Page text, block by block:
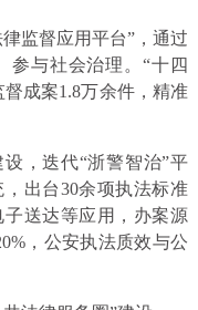
监督应用平台”，通过
参与社会治理。“十四
成案1.8万余件，精准
，迭代“浙警智治”平
出台30余项执法标准
送达等应用，办案源
，公安执法质效与公